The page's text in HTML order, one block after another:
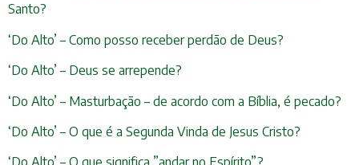
Santo?
‘Do Alto’ – Como posso receber perdão de Deus?
‘Do Alto’ – Deus se arrepende?
‘Do Alto’ – Masturbação – de acordo com a Bíblia, é pecado?
‘Do Alto’ – O que é a Segunda Vinda de Jesus Cristo?